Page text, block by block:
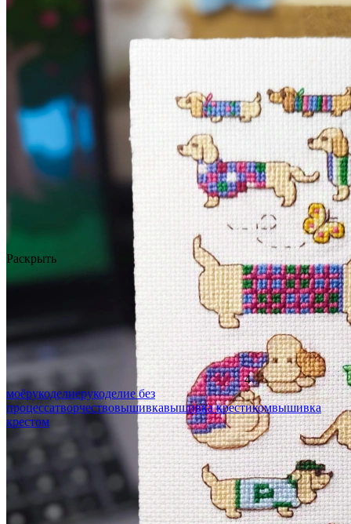
Раскрыть
4
моёрукоделиерукоделие без
процессатворчествовышивкавышивка крестикомвышивка
крестом